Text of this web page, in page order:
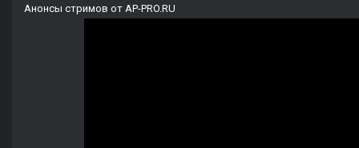
Анонсы стримов от AP-PRO.RU